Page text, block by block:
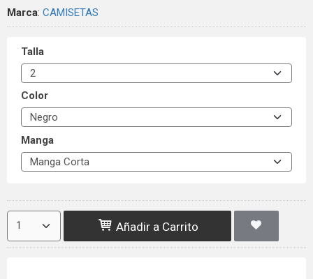
Marca: CAMISETAS
Talla
Color
Manga
Añadir a Carrito